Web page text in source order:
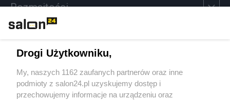
Rozmaitości
Sport
Społeczeństwo
Drogi Użytkowniku,
My, naszych 1162 zaufanych partnerów oraz inne
podmioty z salon24.pl uzyskujemy dostęp i
przechowujemy informacje na urządzeniu oraz